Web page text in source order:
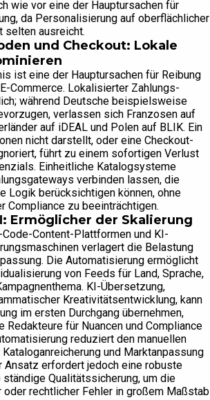
wie vor eine der Hauptursachen für
da Personalisierung auf oberflächlicher
selten ausreicht.
und Checkout: Lokale
ist eine der Hauptursachen für Reibung
Commerce. Lokalisierter Zahlungs-
während Deutsche beispielsweise
verlassen sich Franzosen auf
auf iDEAL und Polen auf BLIK. Ein
nicht darstellt, oder eine Checkout-
führt zu einem sofortigen Verlust
Einheitliche Katalogsysteme
verbinden lassen, die
Logik berücksichtigen können, ohne
Compliance zu beeinträchtigen.
Ermöglicher der Skalierung
Content-Plattformen und KI-
verlagert die Belastung
Die Automatisierung ermöglicht
von Feeds für Land, Sprache,
KI-Übersetzung,
Kreativitätsentwicklung, kann
im ersten Durchgang übernehmen,
Redakteure für Nuancen und Compliance
reduziert den manuellen
und Marktanpassung
Ansatz erfordert jedoch eine robuste
ständige Qualitätssicherung, um die
oder rechtlicher Fehler in großem Maßstab